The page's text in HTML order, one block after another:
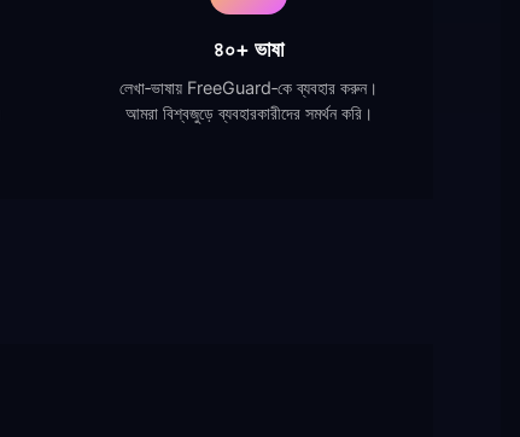
৪০+ ভাষা
লেখা‑ভাষায় FreeGuard‑কে ব্যবহার করুন।
আমরা বিশ্বজুড়ে ব্যবহারকারীদের সমর্থন করি।